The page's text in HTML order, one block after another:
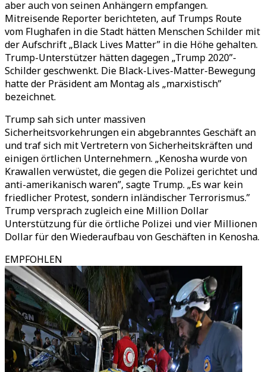
aber auch von seinen Anhängern empfangen.
Mitreisende Reporter berichteten, auf Trumps Route
vom Flughafen in die Stadt hätten Menschen Schilder mit
der Aufschrift „Black Lives Matter” in die Höhe gehalten.
Trump-Unterstützer hätten dagegen „Trump 2020”-
Schilder geschwenkt. Die Black-Lives-Matter-Bewegung
hatte der Präsident am Montag als „marxistisch”
bezeichnet.
Trump sah sich unter massiven
Sicherheitsvorkehrungen ein abgebranntes Geschäft an
und traf sich mit Vertretern von Sicherheitskräften und
einigen örtlichen Unternehmern. „Kenosha wurde von
Krawallen verwüstet, die gegen die Polizei gerichtet und
anti-amerikanisch waren”, sagte Trump. „Es war kein
friedlicher Protest, sondern inländischer Terrorismus.”
Trump versprach zugleich eine Million Dollar
Unterstützung für die örtliche Polizei und vier Millionen
Dollar für den Wiederaufbau von Geschäften in Kenosha.
EMPFOHLEN